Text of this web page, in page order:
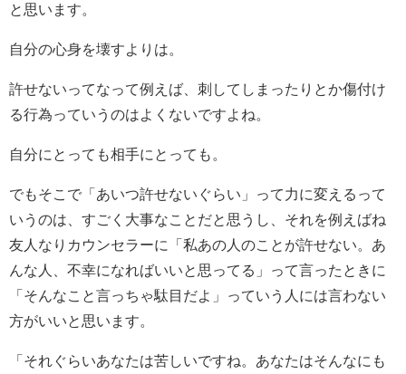
と思います。
自分の心身を壊すよりは。
許せないってなって例えば、刺してしまったりとか傷付け
る行為っていうのはよくないですよね。
自分にとっても相手にとっても。
でもそこで「あいつ許せないぐらい」って力に変えるって
いうのは、すごく大事なことだと思うし、それを例えばね
友人なりカウンセラーに「私あの人のことが許せない。あ
んな人、不幸になればいいと思ってる」って言ったときに
「そんなこと言っちゃ駄目だよ」っていう人には言わない
方がいいと思います。
「それぐらいあなたは苦しいですね。あなたはそんなにも